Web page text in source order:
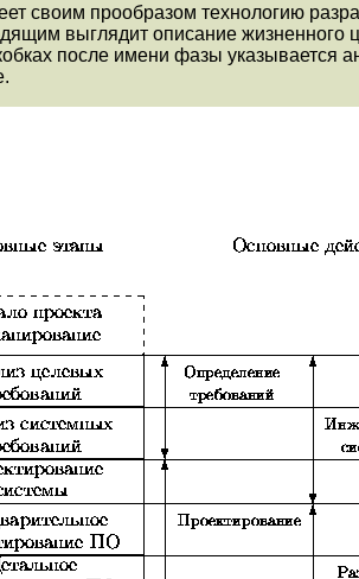
своим прообразом технологию
выглядит описание жизненного
после имени фазы указывается